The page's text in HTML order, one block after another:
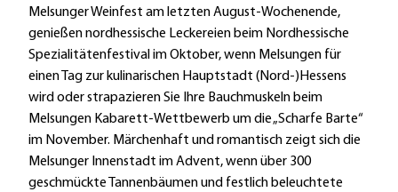
Melsunger Weinfest am letzten August-Wochenende,
genießen nordhessische Leckereien beim Nordhessische
Spezialitätenfestival im Oktober, wenn Melsungen für
einen Tag zur kulinarischen Hauptstadt (Nord-)Hessens
wird oder strapazieren Sie Ihre Bauchmuskeln beim
Melsungen Kabarett-Wettbewerb um die „Scharfe Barte“
im November. Märchenhaft und romantisch zeigt sich die
Melsunger Innenstadt im Advent, wenn über 300
geschmückte Tannenbäumen und festlich beleuchtete